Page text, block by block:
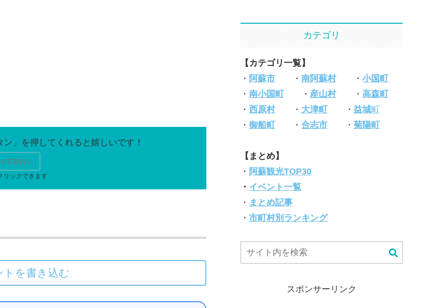
てみたい
トを書き込む
カテゴリ
【カテゴリ一覧】
・ 阿蘇市 ・ 南阿蘇村・ 小国町
・ 南小国町 ・ 産山村・ 高森町
・ 西原村・ 大津町 ・ 益城町
・ 御船町 ・ 合志市 ・ 菊陽町
【まとめ】
・ 阿蘇観光TOP30
・ イベント一覧
・ まとめ記事
・ 市町村別ランキング
スポンサーリンク